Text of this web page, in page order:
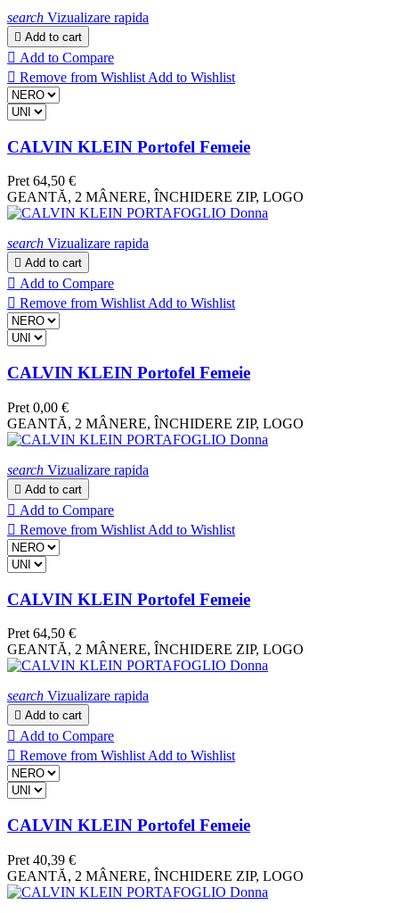
search Vizualizare rapida
 Add to cart
 Add to Compare
 Remove from Wishlist Add to Wishlist
CALVIN KLEIN Portofel Femeie
Pret 64,50 €
GEANTĂ, 2 MÂNERE, ÎNCHIDERE ZIP, LOGO
search Vizualizare rapida
 Add to cart
 Add to Compare
 Remove from WishlistAdd to Wishlist
CALVIN KLEIN Portofel Femeie
Pret 0,00 €
GEANTĂ, 2 MÂNERE, ÎNCHIDERE ZIP, LOGO
search Vizualizare rapida
 Add to cart
 Add to Compare
 Remove from Wishlist Add to Wishlist
CALVIN KLEIN Portofel Femeie
Pret 64,50 €
GEANTĂ, 2 MÂNERE, ÎNCHIDERE ZIP, LOGO
search Vizualizare rapida
 Add to cart
 Add to Compare
 Remove from Wishlist Add to Wishlist
CALVIN KLEIN Portofel Femeie
Pret 40,39 €
GEANTĂ, 2 MÂNERE, ÎNCHIDERE ZIP, LOGO